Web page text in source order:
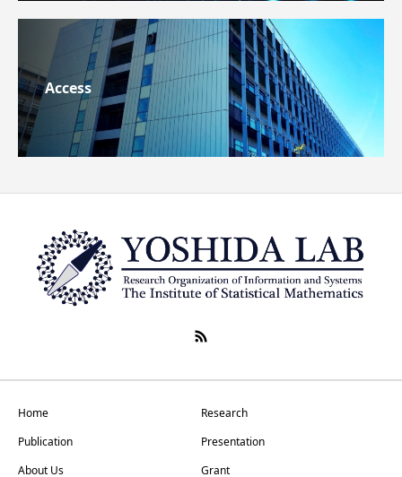
Access
Home
Research
Publication
Presentation
About Us
Grant